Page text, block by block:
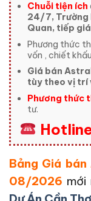
Chuỗi tiện ích
24/7, Trường
Quan, tiếp
Phương thức
vốn , chiết
Giá bán
tùy theo vị trí
Phương thức
tư.
Bảng Giá
08/2026 mới